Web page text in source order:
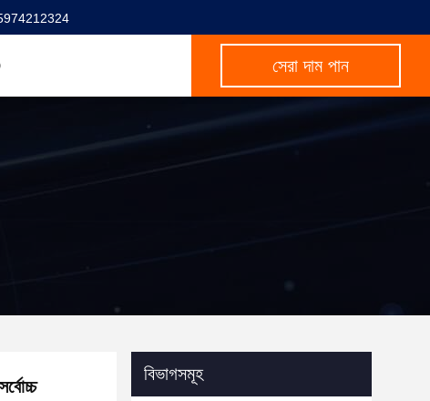
সেরা দাম পান
বিভাগসমূহ